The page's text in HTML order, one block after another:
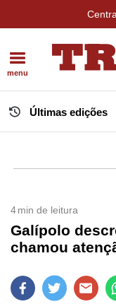
menu
Últimas edições
4min de leitura
Galípolo
chamou